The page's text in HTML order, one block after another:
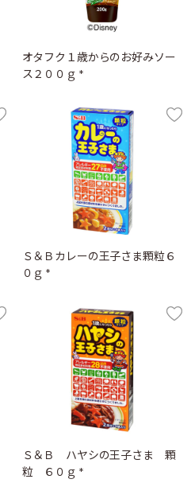
オタフク１歳からのお好みソー
ス２００ｇ *
Ｓ＆Ｂカレーの王子さま顆粒６
０ｇ *
Ｓ＆Ｂ ハヤシの王子さま 顆
粒 ６０ｇ *